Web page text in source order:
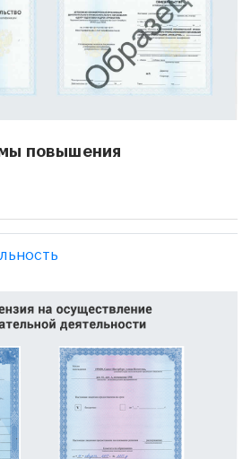
повышения